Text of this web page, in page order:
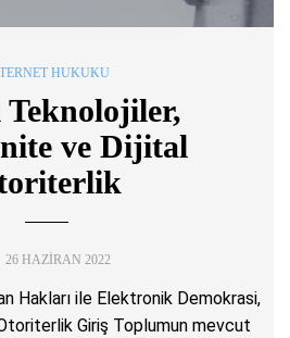
HUKUKU
ve Dijital
26 HAZIRAN 2022
Hakları ile Elektronik Demokrasi,
Giriş Toplumun mevcut